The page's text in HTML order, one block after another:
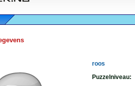
roos
Puzzelniveau: